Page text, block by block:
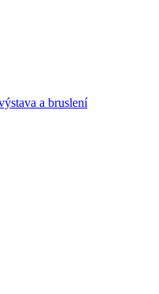
a bruslení